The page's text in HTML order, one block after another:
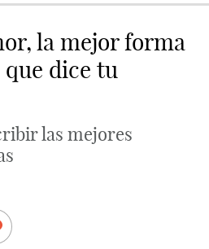
la mejor forma
que dice tu
las mejores